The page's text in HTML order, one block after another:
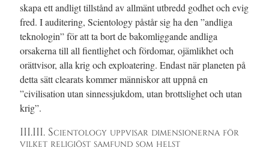
skapa ett andligt tillstånd av allmänt utbredd godhet och evig
fred. I auditering, Scientology påstår sig ha den ”andliga
teknologin” för att ta bort de bakomliggande andliga
orsakerna till all fientlighet och fördomar, ojämlikhet och
orättvisor, alla krig och exploatering. Endast när planeten på
detta sätt clearats kommer människor att uppnå en
”civilisation utan sinnessjukdom, utan brottslighet och utan
krig”.
III.III. Scientology uppvisar dimensionerna för
vilket religiöst samfund som helst